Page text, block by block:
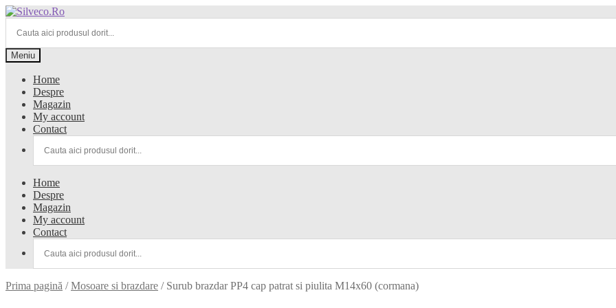
Meniu
Home
Despre
Magazin
My account
Contact
Home
Despre
Magazin
My account
Contact
Prima pagină /Mosoare si brazdare / Surub brazdar PP4 cap patrat si piulita M14x60 (cormana)